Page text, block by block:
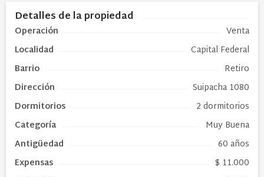
Detalles de la propiedad
Operación
Venta
Localidad
Capital Federal
Barrio
Retiro
Dirección
Suipacha 1080
Dormitorios
2 dormitorios
Categoría
Muy Buena
Antigüedad
60 años
Expensas
$ 11.000